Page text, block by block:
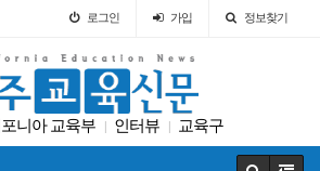
로그인 가입 정보찾기
니아 교육부 인터뷰 교육구
문 교육구 원서 교육뉴스